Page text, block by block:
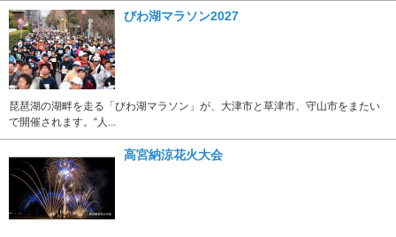
びわ湖マラソン2027
琵琶湖の湖畔を走る「びわ湖マラソン」が、大津市と草津市、守山市をまたい
で開催されます。“人...
高宮納涼花火大会